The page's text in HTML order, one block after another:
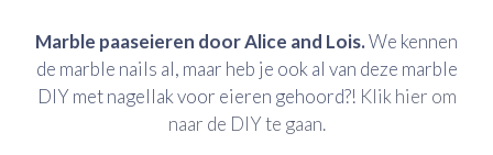
Marble paaseieren door Alice and Lois.We kennen
de marble nails al, maar heb je ook al van deze marble
DIY met nagellak voor eieren gehoord?! Klik hier om
naar de DIY te gaan.